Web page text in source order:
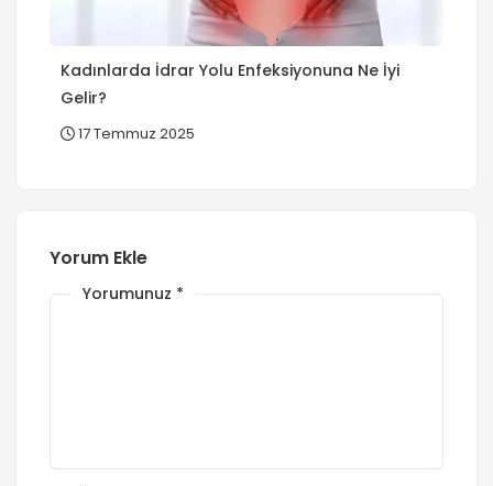
Kadınlarda İdrar Yolu Enfeksiyonuna Ne İyi
Gelir?
17 Temmuz 2025
Yorum Ekle
Yorumunuz *